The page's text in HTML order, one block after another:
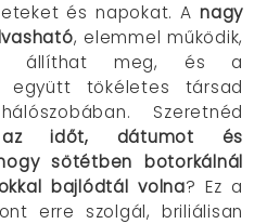
és napokat. A nagy
, elemmel működik,
állíthat meg, és a
együtt tökéletes társad
Szeretnéd
az időt, dátumot és
sötétben botorkálnál
bajlódtál volna? Ez a
erre szolgál, briliálisan